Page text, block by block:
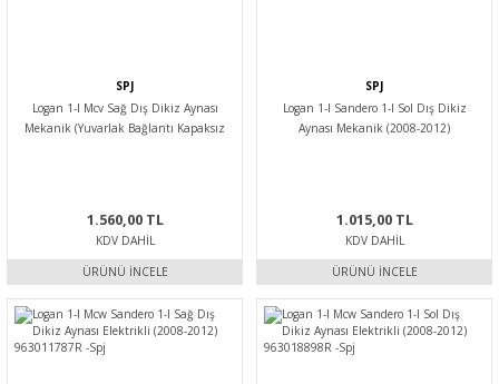
SPJ
Logan 1-I Mcv Sağ Dış Dikiz Aynası
Mekanik (Yuvarlak Bağlantı Kapaksız
1.560,00 TL
KDV DAHIL
ÜRÜNÜ İNCELE
SPJ
Logan 1-I Sandero 1-I Sol Dış Dikiz
Aynası Mekanik (2008-2012)
1.015,00 TL
KDV DAHIL
ÜRÜNÜ İNCELE